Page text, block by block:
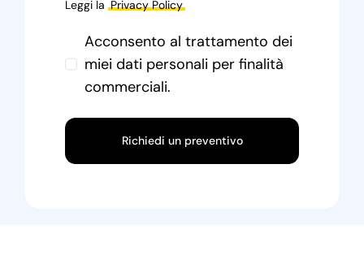
Leggi la Privacy Policy
Acconsento al trattamento dei
miei dati personali per finalità
commerciali.
Richiedi un preventivo